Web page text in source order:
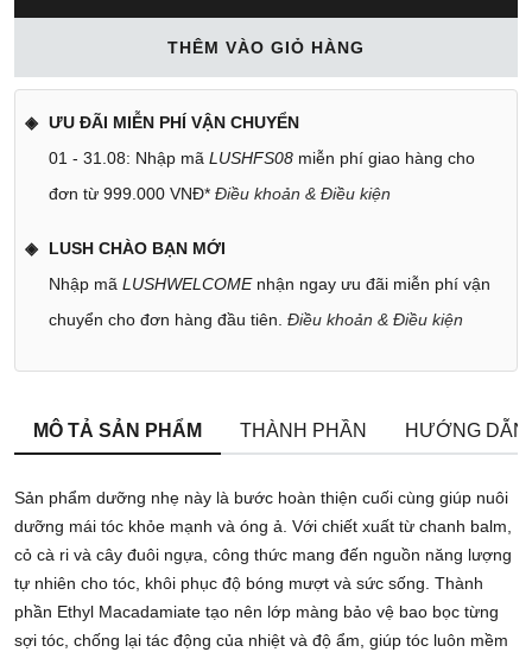
THÊM VÀO GIỎ HÀNG
ƯU ĐÃI MIỄN PHÍ VẬN CHUYỂN
01 - 31.08: Nhập mã LUSHFS08 miễn phí giao hàng cho
đơn từ 999.000 VNĐ* Điều khoản & Điều kiện
LUSH CHÀO BẠN MỚI
Nhập mã LUSHWELCOMEnhận ngay ưu đãi miễn phí vận
chuyển cho đơn hàng đầu tiên. Điều khoản & Điều kiện
MÔ TẢ SẢN PHẨM THÀNH PHẦN HƯỚNG
Sản phẩm dưỡng nhẹ này là bước hoàn thiện cuối cùng giúp nuôi
dưỡng mái tóc khỏe mạnh và óng ả. Với chiết xuất từ chanh balm,
cỏ cà ri và cây đuôi ngựa, công thức mang đến nguồn năng lượng
tự nhiên cho tóc, khôi phục độ bóng mượt và sức sống. Thành
phần Ethyl Macadamiate tạo nên lớp màng bảo vệ bao bọc từng
sợi tóc, chống lại tác động của nhiệt và độ ẩm, giúp tóc luôn mềm